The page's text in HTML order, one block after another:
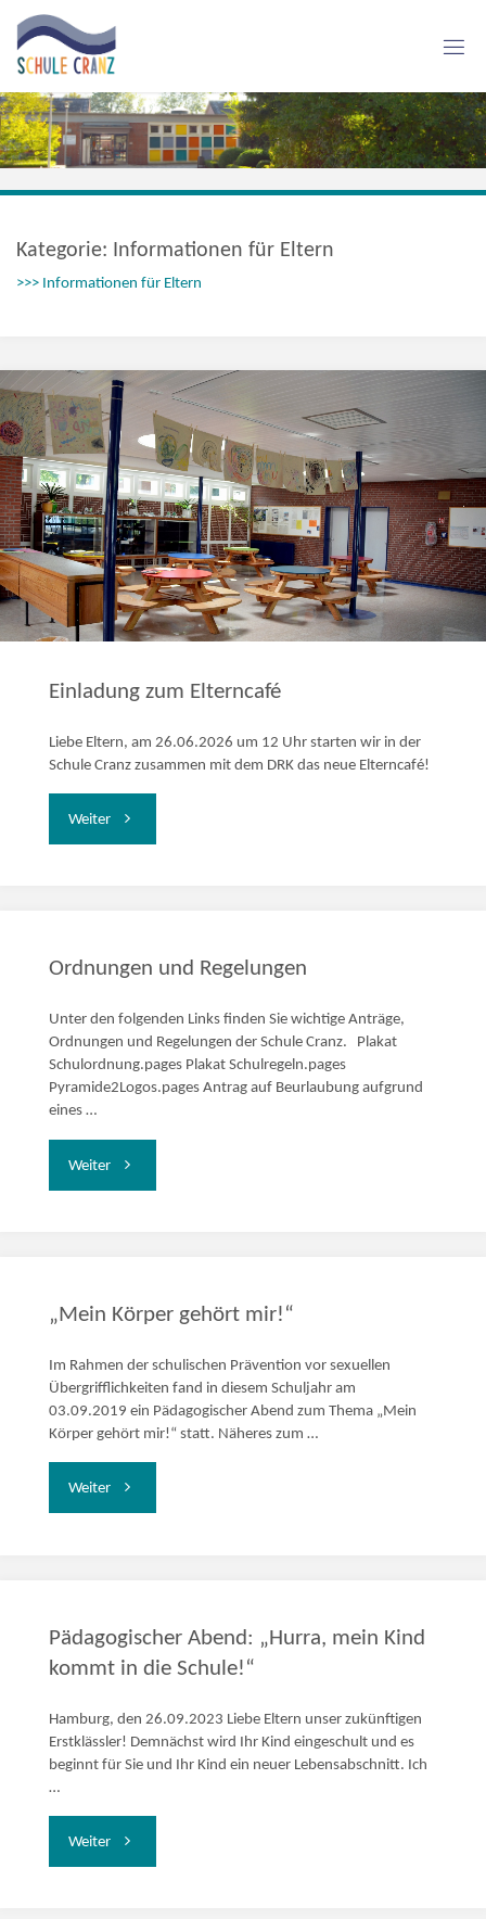
content
H
U
LE
C
RA
Kategorie: Informationen für Eltern
>>> Informationen für Eltern
Einladung zum Elterncafé
Liebe Eltern, am 26.06.2026 um 12 Uhr starten wir in der
Schule Cranz zusammen mit dem DRK das neue Elterncafé!
Weiter"Einladung
Ordnungen und Regelungen
Unter den folgenden Links finden Sie wichtige Anträge,
Ordnungen und Regelungen der Schule Cranz. Plakat
Schulordnung.pages Plakat Schulregeln.pages
Pyramide2Logos.pages Antrag auf Beurlaubung aufgrund
eines …
Weiter"Ordnungen
„Mein Körper gehört mir!“
Im Rahmen der schulischen Prävention vor sexuellen
Übergrifflichkeiten fand in diesem Schuljahr am
03.09.2019 ein Pädagogischer Abend zum Thema „Mein
Körper gehört mir!“ statt. Näheres zum …
Weiter"„Mein
mir!“"
Pädagogischer Abend: „Hurra, mein Kind
kommt in die Schule!“
Hamburg, den 26.09.2023 Liebe Eltern unser zukünftigen
Erstklässler! Demnächst wird Ihr Kind eingeschult und es
beginnt für Sie und Ihr Kind ein neuer Lebensabschnitt. Ich
…
Weiter"Pädagogischer